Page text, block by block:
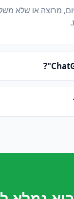
מרוצה או שלא